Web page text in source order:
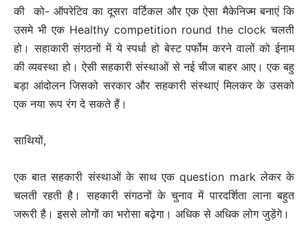
की को- ऑपरेटिव का दूसरा वर्टिकल और एक ऐसा मैकेनिज्म बनाएं कि
उसमे भी एक Healthy competition round the clock चलती
हो। सहाकारी संगठनों में ये स्पर्धा हो बेस्ट पर्फोम करने वालों को ईनाम
की व्यवस्था हो। ऐसी सहकारी संस्थाओं से नई चीज बाहर आए। एक बहु
बड़ा आंदोलन जिसको सरकार और सहकारी संस्थाएं मिलकर के उसको
एक नया रूप रंग दे सकते हैं।
साथियों,
एक बात सहकारी संस्थाओं के साथ एक question mark लेकर के
चलती रहती है। सहकारी संगठनों के चुनाव में पारदर्शिता लाना बहुत
जरूरी है। इससे लोगों का भरोसा बढ़ेगा। अधिक से अधिक लोग जुड़ेंगे।